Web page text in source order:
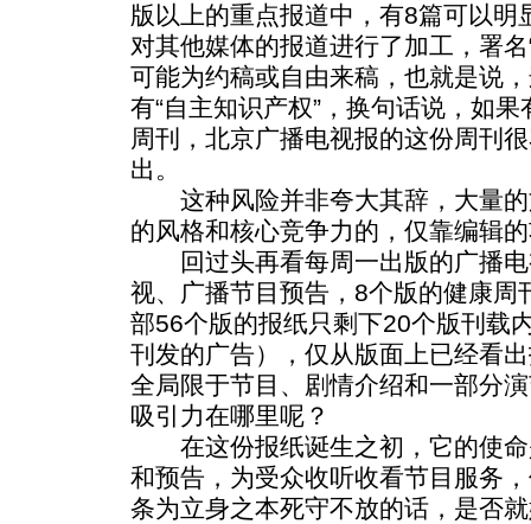
版以上的重点报道中，有8篇可以明
对其他媒体的报道进行了加工，署
可能为约稿或自由来稿，也就是说
有“自主知识产权”，换句话说，如
周刊，北京广播电视报的这份周刊
出。
这种风险并非夸大其辞，大量的
的风格和核心竞争力的，仅靠编辑
回过头再看每周一出版的广播电
视、广播节目预告，8个版的健康周
部56个版的报纸只剩下20个版刊载
刊发的广告），仅从版面上已经看
全局限于节目、剧情介绍和一部分
吸引力在哪里呢？
在这份报纸诞生之初，它的使命
和预告，为受众收听收看节目服务
条为立身之本死守不放的话，是否